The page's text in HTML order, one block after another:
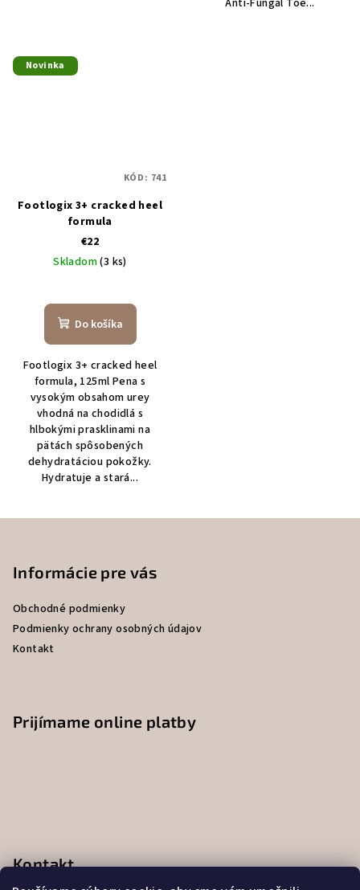
Novinka
Footlogix 3+ cracked heel
formula
€22
Skladom(3 ks)
Do košíka
Footlogix 3+ cracked heel
formula, 125ml Pena s
vysokým obsahom urey
vhodná na chodidlá s
hlbokými prasklinami na
pätách spôsobených
dehydratáciou pokožky.
Hydratuje a stará...
KÓD: 741
Informácie pre vás
Obchodné podmienky
Podmienky ochrany osobných údajov
Kontakt
Prijímame online platby
Kontakt